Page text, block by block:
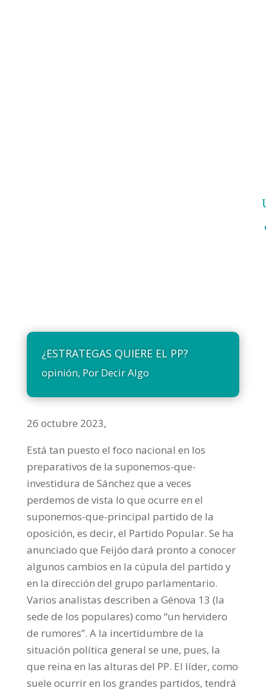
¿ESTRATEGAS QUIERE EL PP?
opinión, Por Decir Algo
26 octubre 2023,
Está tan puesto el foco nacional en los
preparativos de la suponemos-que-
investidura de Sánchez que a veces
perdemos de vista lo que ocurre en el
suponemos-que-principal partido de la
oposición, es decir, el Partido Popular. Se ha
anunciado que Feijóo dará pronto a conocer
algunos cambios en la cúpula del partido y
en la dirección del grupo parlamentario.
Varios analistas describen a Génova 13 (la
sede de los populares) como “un hervidero
de rumores”. A la incertidumbre de la
situación política general se une, pues, la
que reina en las alturas del PP. El líder, como
suele ocurrir en los grandes partidos, tendrá